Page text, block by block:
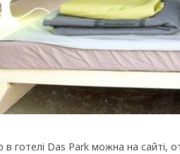
готелі Das Park можна на сайті,